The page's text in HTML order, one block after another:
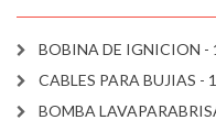
BOBINA DE IGNICION -
CABLES PARA BUJIAS -
BOMBA